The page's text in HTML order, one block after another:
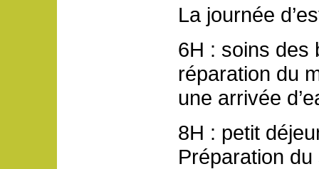
La journée
6H : soins des
réparation du
une arrivée
8H : petit
Préparation